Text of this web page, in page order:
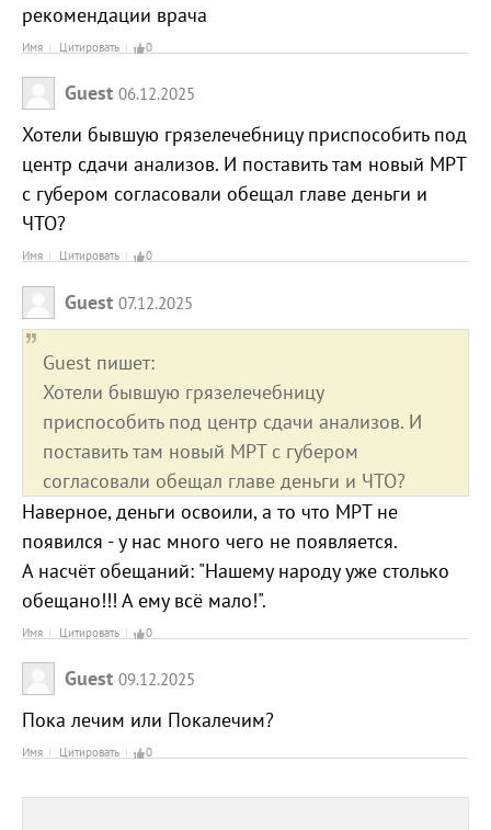
рекомендации врача
Имя Цитировать 0
Guest 06.12.2025
Хотели бывшую грязелечебницу приспособить под
центр сдачи анализов. И поставить там новый МРТ
с губером согласовали обещал главе деньги и
ЧТО?
Имя Цитировать 0
Guest 07.12.2025
Guest пишет:
Хотели бывшую грязелечебницу
приспособить под центр сдачи анализов. И
поставить там новый МРТ с губером
согласовали обещал главе деньги и ЧТО?
Наверное, деньги освоили, а то что МРТ не
появился - у нас много чего не появляется.
А насчёт обещаний: "Нашему народу уже столько
обещано!!! А ему всё мало!".
Имя Цитировать 0
Guest 09.12.2025
Пока лечим или Покалечим?
Имя Цитировать 0